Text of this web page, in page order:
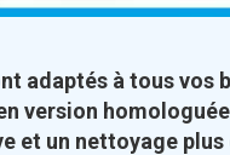
adaptés à tous
version
et un nettoyage